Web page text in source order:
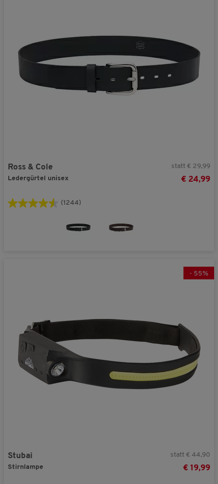
Ross & Cole
Ledergürtel unisex
statt € 29,99
€ 24,99
(1244)
- 55%
Stubai
Stirnlampe
statt € 44,90
€ 19,99